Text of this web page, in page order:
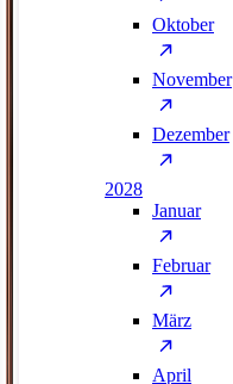
Oktober
November
Dezember
2028
Januar
Februar
März
April